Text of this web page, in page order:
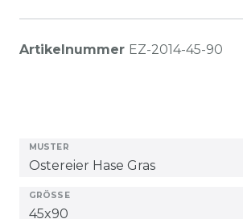
Artikelnummer EZ-2014-45-90
MUSTER
GRÖSSE